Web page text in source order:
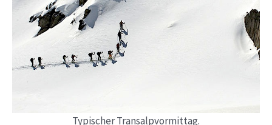
Typischer Transalpvormittag.